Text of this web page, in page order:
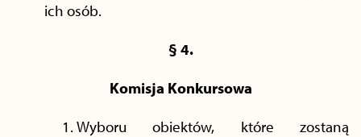
ich osób.
§ 4.
Komisja Konkursowa
Wyboru obiektów, które zostaną